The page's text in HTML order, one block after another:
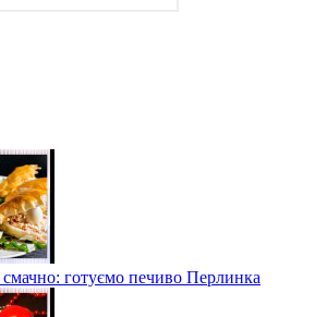
готуємо печиво Перлинка